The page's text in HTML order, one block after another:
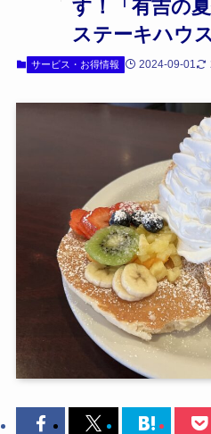
す！「有吉の
ステーキハウ
サービス・お得情報 2024-09-01